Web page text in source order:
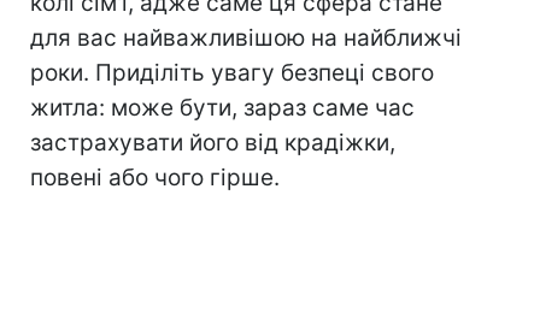
для вас найважливішою на найближчі
роки. Приділіть увагу безпеці свого
житла: може бути, зараз саме час
застрахувати його від крадіжки,
повені або чого гірше.